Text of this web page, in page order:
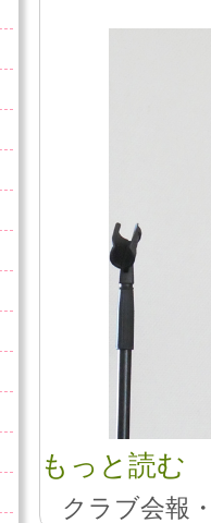
もっと読む
クラブ会報